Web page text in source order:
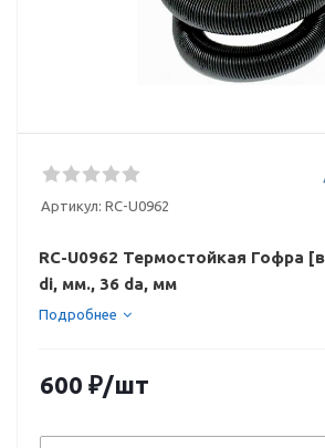
Артикул: RC-U0962
RC-U0962 Термостойкая Гофра
di, мм., 36 da, мм
Подробнее
600 ₽/шт